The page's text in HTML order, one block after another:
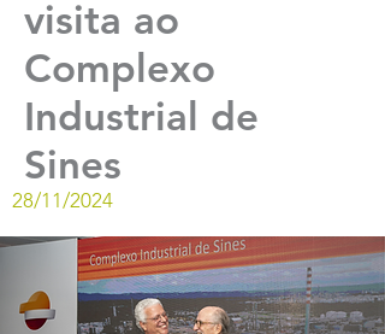
visita ao
Complexo
Industrial de
Sines
28/11/2024